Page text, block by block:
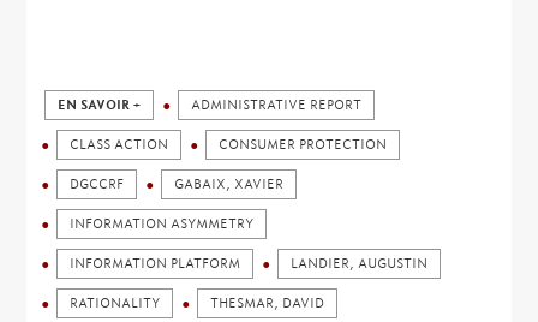
EN SAVOIR + ADMINISTRATIVE REPORT
CLASS ACTION CONSUMER PROTECTION
DGCCRF GABAIX, XAVIER
INFORMATION ASYMMETRY
INFORMATION PLATFORM LANDIER, AUGUSTIN
RATIONALITY THESMAR, DAVID